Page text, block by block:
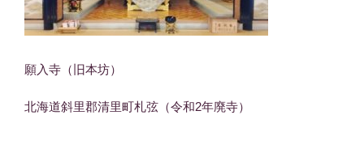
願入寺（旧本坊）
北海道斜里郡清里町札弦（令和2年廃寺）